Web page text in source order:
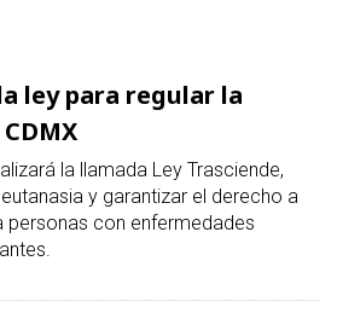
ley para regular la
la llamada Ley Trasciende,
y garantizar el derecho a
personas con enfermedades